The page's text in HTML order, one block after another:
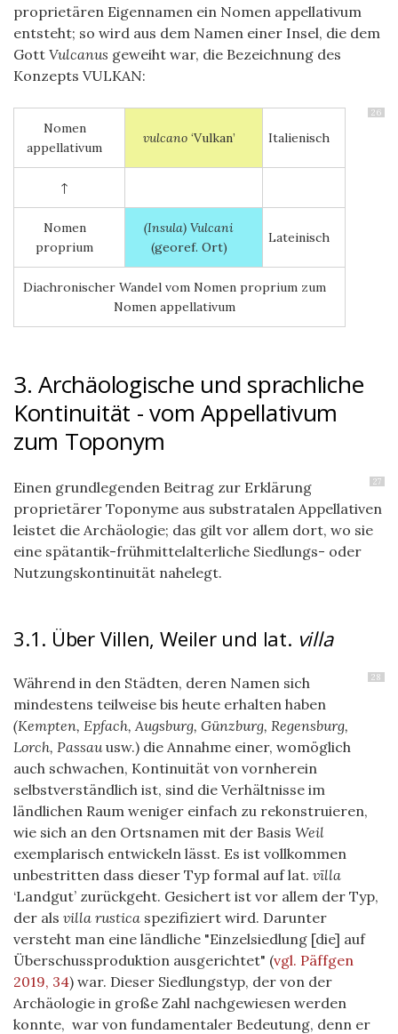
proprietären Eigennamen ein Nomen appellativum
entsteht; so wird aus dem Namen einer Insel, die dem
Gott Vulcanus geweiht war, die Bezeichnung des
Konzepts VULKAN:
26
Nomen
appellativum
vulcano ‘Vulkan’ Italienisch
↑
Nomen
proprium
(Insula) Vulcani
(georef. Ort)
Lateinisch
Diachronischer Wandel vom Nomen proprium zum
Nomen appellativum
3. Archäologische und sprachliche
Kontinuität - vom Appellativum
zum Toponym
27
Einen grundlegenden Beitrag zur Erklärung
proprietärer Toponyme aus substratalen Appellativen
leistet die Archäologie; das gilt vor allem dort, wo sie
eine spätantik-frühmittelalterliche Siedlungs- oder
Nutzungskontinuität nahelegt.
3.1. Über Villen, Weiler und lat. villa
28
Während in den Städten, deren Namen sich
mindestens teilweise bis heute erhalten haben
(Kempten, Epfach, Augsburg, Günzburg, Regensburg,
Lorch, Passauusw.) die Annahme einer, womöglich
auch schwachen, Kontinuität von vornherein
selbstverständlich ist, sind die Verhältnisse im
ländlichen Raum weniger einfach zu rekonstruieren,
wie sich an den Ortsnamen mit der Basis Weil
exemplarisch entwickeln lässt. Es ist vollkommen
unbestritten dass dieser Typ formal auf lat. vīlla
‘Landgut’ zurückgeht. Gesichert ist vor allem der Typ,
der als villa rustica spezifiziert wird. Darunter
versteht man eine ländliche "Einzelsiedlung [die] auf
Überschussproduktion ausgerichtet" (vgl. Päffgen
2019, 34) war. Dieser Siedlungstyp, der von der
Archäologie in große Zahl nachgewiesen werden
konnte, war von fundamentaler Bedeutung, denn er